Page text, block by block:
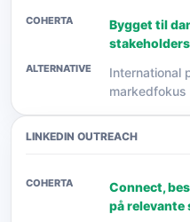
Bygget til
International
markedfokus
LINKEDIN OUTREACH
Connect,
på relevante